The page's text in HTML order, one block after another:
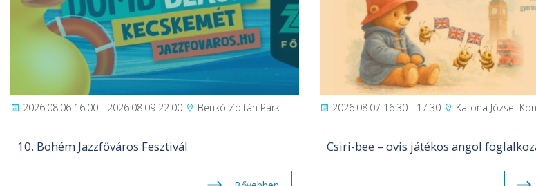
2026.08.06 16:00 - 2026.08.09 22:00 Benkó Zoltán Park
10. Bohém Jazzfőváros Fesztivál
2026.08.07 16:30 - 17:30 Katona József
Csiri-bee – ovis játékos angol